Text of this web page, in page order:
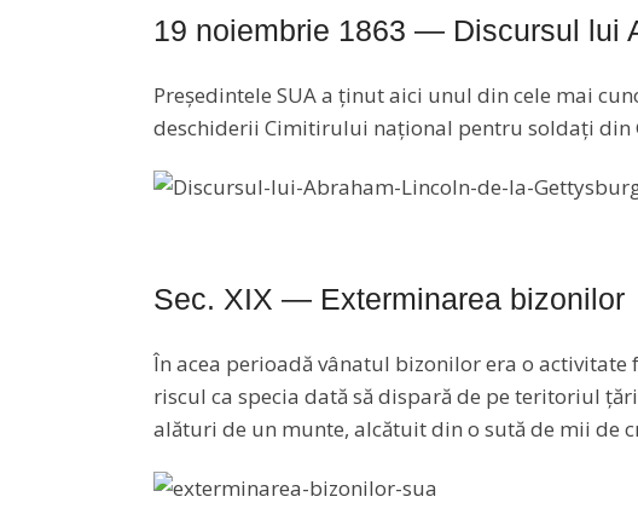
19 noiembrie 1863 — Discursul lui
Președintele SUA a ținut aici unul din cele mai
deschiderii Cimitirului național pentru soldați din
Sec. XIX — Exterminarea bizonilor
În acea perioadă vânatul bizonilor era o
riscul ca specia dată să dispară de pe teritoriul
alături de un munte, alcătuit din o sută de mii de